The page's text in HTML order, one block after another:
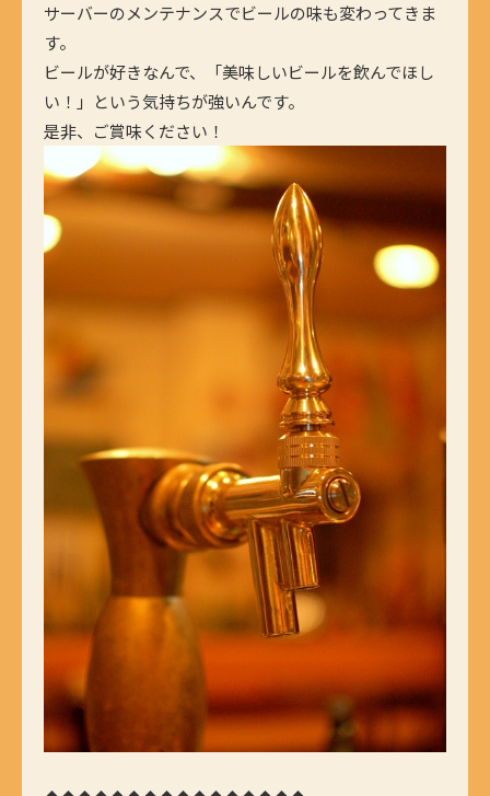
サーバーのメンテナンスでビールの味も変わってきま
す。
ビールが好きなんで、「美味しいビールを飲んでほし
い！」という気持ちが強いんです。
是非、ご賞味ください！